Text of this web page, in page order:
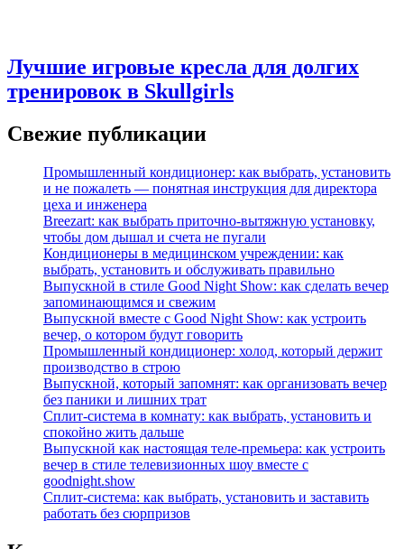
Лучшие игровые кресла для долгих
тренировок в Skullgirls
Свежие публикации
Промышленный кондиционер: как выбрать, установить
и не пожалеть — понятная инструкция для директора
цеха и инженера
Breezart: как выбрать приточно-вытяжную установку,
чтобы дом дышал и счета не пугали
Кондиционеры в медицинском учреждении: как
выбрать, установить и обслуживать правильно
Выпускной в стиле Good Night Show: как сделать вечер
запоминающимся и свежим
Выпускной вместе с Good Night Show: как устроить
вечер, о котором будут говорить
Промышленный кондиционер: холод, который держит
производство в строю
Выпускной, который запомнят: как организовать вечер
без паники и лишних трат
Сплит‑система в комнату: как выбрать, установить и
спокойно жить дальше
Выпускной как настоящая теле‑премьера: как устроить
вечер в стиле телевизионных шоу вместе с
goodnight.show
Сплит‑система: как выбрать, установить и заставить
работать без сюрпризов